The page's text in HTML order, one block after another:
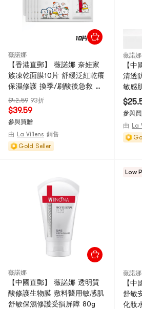
薇諾娜
【香港直郵】 薇諾娜 奈娃家
族凍乾面膜10片 舒緩泛紅乾癢
保濕修護 換季/刷酸後急救 安
心維穩
$42.59 93折
$39.59
參與買贈
由 La Viilens 銷售
Gold Seller
薇諾娜
【
清透
敏感
離清
參與
由 La
薇諾娜
【中國直郵】 薇諾娜 透明質
酸修護生物膜 敷料醫用敏感肌
舒敏保濕修護受損屏障 80g
Low
薇諾娜
【中
舒敏
化妝